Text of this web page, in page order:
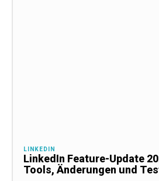
LINKEDIN
LinkedIn Feature-Update
Tools, Änderungen und